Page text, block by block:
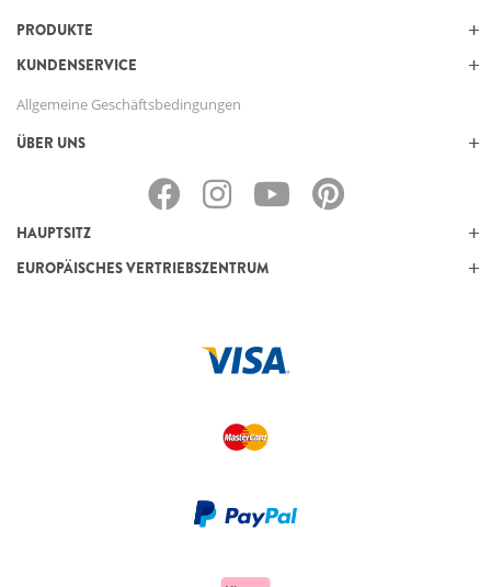
PRODUKTE
KUNDENSERVICE
Allgemeine Geschäftsbedingungen
ÜBER UNS
HAUPTSITZ
EUROPÄISCHES VERTRIEBSZENTRUM